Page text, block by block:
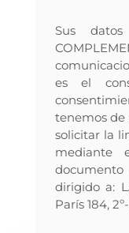
Sus
es el
tenemos de
solicitar la
mediante
dirigido a:
París 184,